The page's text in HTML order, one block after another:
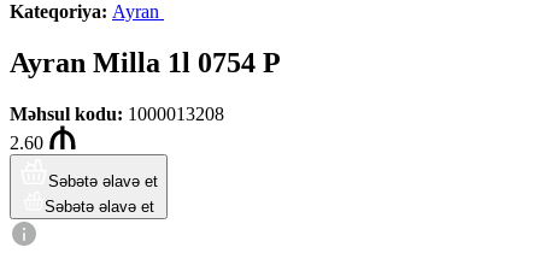
Kateqoriya: Ayran
Ayran Milla 1l 0754 P
Məhsul kodu: 1000013208
2.60
Səbətə əlavə et
Səbətə əlavə et